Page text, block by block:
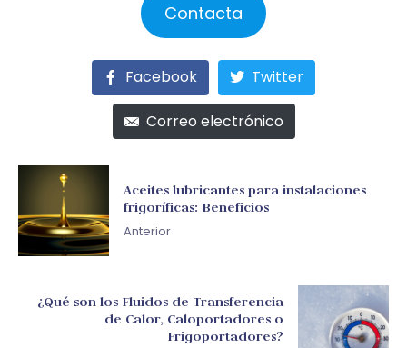
Contacta
Facebook Twitter
Correo electrónico
Aceites lubricantes para instalaciones
frigoríficas: Beneficios
Anterior
¿Qué son los Fluidos de Transferencia
de Calor, Caloportadores o
Frigoportadores?